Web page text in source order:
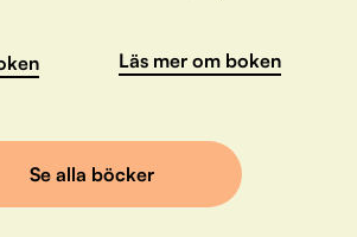
Läs mer om boken
Se alla böcker